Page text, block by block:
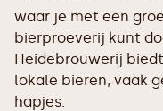
waar je met een
bierproeverij kunt
Heidebrouwerij
lokale bieren, vaak
hapjes.